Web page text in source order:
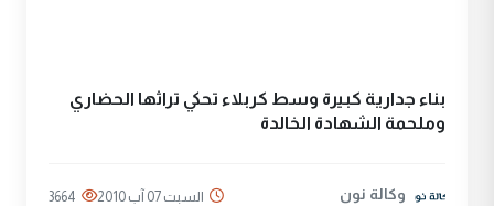
بناء جدارية كبيرة وسط كربلاء تحكي تراثها الحضاري
وملحمة الشهادة الخالدة
وكالة نون السبت 07 آب 2010 3664